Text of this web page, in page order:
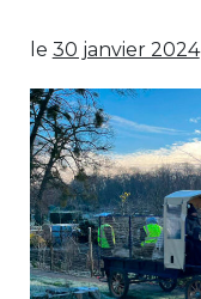
le 30 janvier 2024